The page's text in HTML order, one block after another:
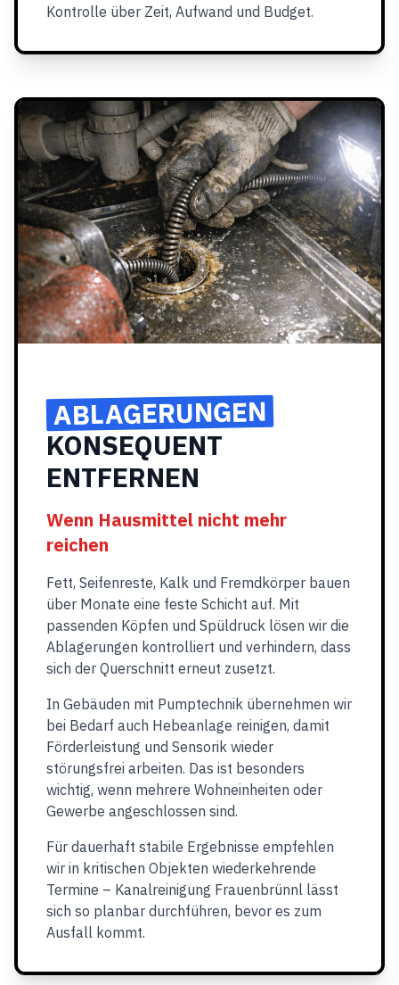
Kontrolle über Zeit, Aufwand und Budget.
ABLAGERUNGEN
KONSEQUENT
ENTFERNEN
Wenn Hausmittel nicht mehr
reichen
Fett, Seifenreste, Kalk und Fremdkörper bauen
über Monate eine feste Schicht auf. Mit
passenden Köpfen und Spüldruck lösen wir die
Ablagerungen kontrolliert und verhindern, dass
sich der Querschnitt erneut zusetzt.
In Gebäuden mit Pumptechnik übernehmen wir
bei Bedarf auch Hebeanlage reinigen, damit
Förderleistung und Sensorik wieder
störungsfrei arbeiten. Das ist besonders
wichtig, wenn mehrere Wohneinheiten oder
Gewerbe angeschlossen sind.
Für dauerhaft stabile Ergebnisse empfehlen
wir in kritischen Objekten wiederkehrende
Termine – Kanalreinigung Frauenbrünnl lässt
sich so planbar durchführen, bevor es zum
Ausfall kommt.